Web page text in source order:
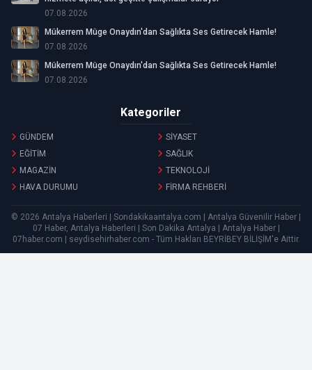
07.08.2026
Mükerrem Müge Onaydın'dan Sağlıkta Ses Getirecek Hamle!
07.08.2026
Mükerrem Müge Onaydın'dan Sağlıkta Ses Getirecek Hamle!
07.08.2026
Kategoriler
GÜNDEM
SİYASET
EĞİTİM
SAĞLIK
MAGAZİN
TEKNOLOJİ
HAVA DURUMU
FİRMA REHBERİ
© 2026 Antalya Haberleri | Sondakikaantalya.com | Antalya Güvenilir Haber |
07 Haber, Antalya Haberleri | Son Dakika Antalya | Antalya Haber |
07haber.com | seydisehirhaber.com - Tüm Hakları BEYRİBEY BİLİŞİM 'e Aittir.